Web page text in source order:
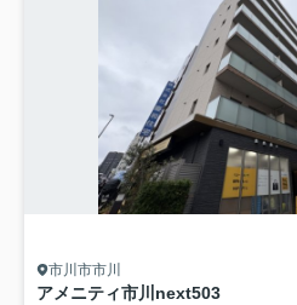
市川市市川
アメニティ市川next503